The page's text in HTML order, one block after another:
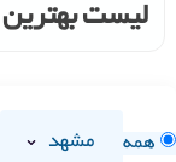
لیست
همه مشهد